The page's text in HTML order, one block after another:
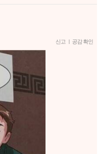
신고 | 공감 확인